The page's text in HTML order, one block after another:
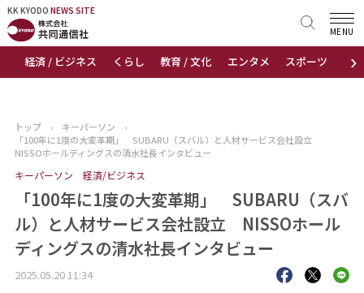
KK KYODO NEWS SITE
›
経済 / ビジネス くらし 教育 / 文化 エンタメ スポーツ 地域
MENU
KK KYODONEWS SITE
トップページ
ニュース
おすすめコンテンツ
出版物
会社概要
トップ › キーパーソン
›
「100年に1度の大変革期」 SUBARU（スバル）と人材サービス会社設立
NISSOホールディングスの清水社長インタビュー
キーパーソン 経済/ビジネス
「100年に1度の大変革期」 SUBARU（スバ
ル）と人材サービス会社設立 NISSOホール
ディングスの清水社長インタビュー
2025.05.20 11:34